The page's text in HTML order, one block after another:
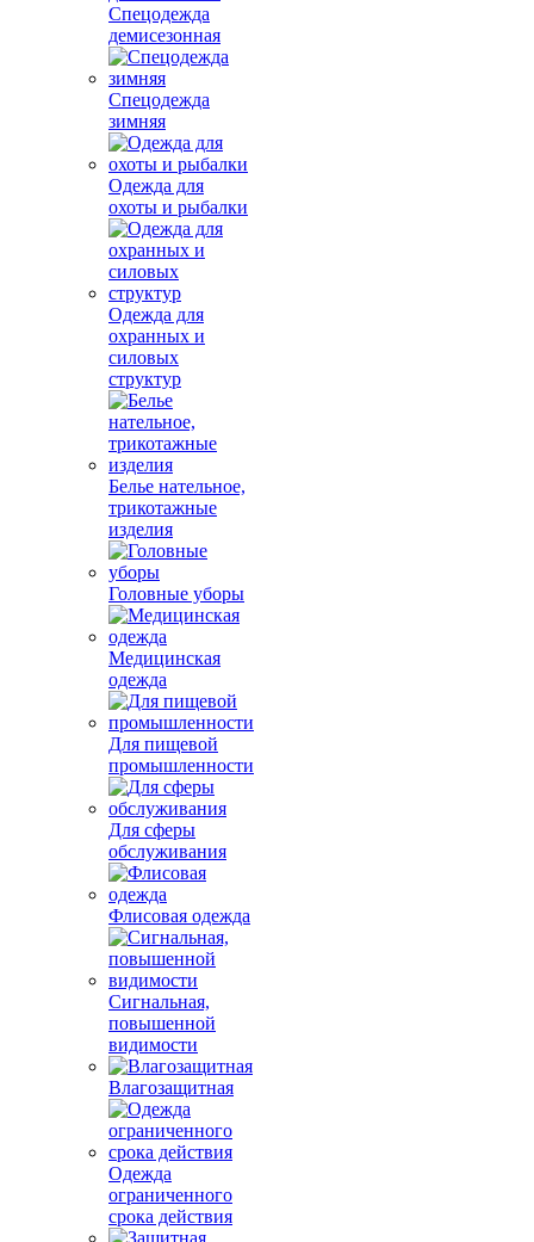
Спецодежда
демисезонная
Спецодежда
зимняя
Одежда для
охоты и рыбалки
Одежда для
охранных и
силовых
структур
Белье нательное,
трикотажные
изделия
Головные уборы
Медицинская
одежда
Для пищевой
промышленности
Для сферы
обслуживания
Флисовая одежда
Сигнальная,
повышенной
видимости
Влагозащитная
Одежда
ограниченного
срока действия